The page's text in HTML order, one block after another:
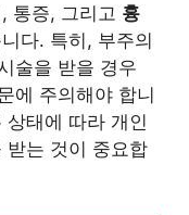
통증, 그리고 흉
다. 특히, 부주의
술을 받을 경우
에 주의해야 합니
태에 따라 개인
받는 것이 중요합